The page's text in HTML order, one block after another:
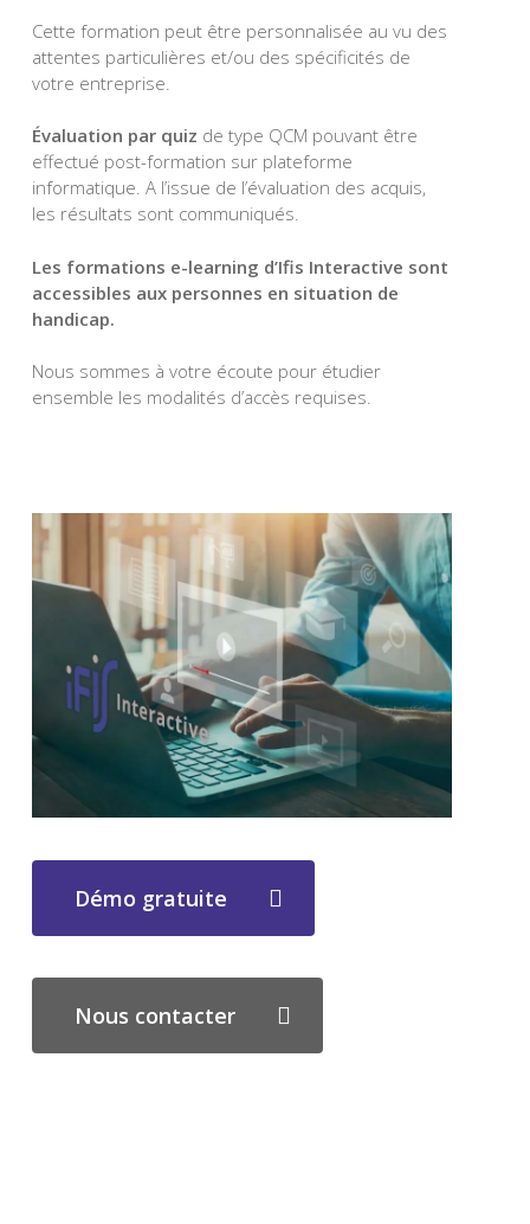
Cette formation peut être personnalisée au vu des
attentes particulières et/ou des spécificités de
votre entreprise.
Évaluation par quiz de type QCM pouvant être
effectué post-formation sur plateforme
informatique. A l’issue de l’évaluation des acquis,
les résultats sont communiqués.
Les formations e-learning d’Ifis Interactive sont
accessibles aux personnes en situation de
handicap.
Nous sommes à votre écoute pour étudier
ensemble les modalités d’accès requises.
Démo gratuite
Nous contacter